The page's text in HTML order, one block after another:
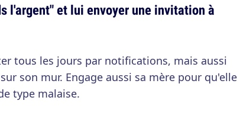
l'argent" et lui envoyer une invitation à
tous les jours par notifications, mais aussi
son mur. Engage aussi sa mère pour qu'elle
type malaise.